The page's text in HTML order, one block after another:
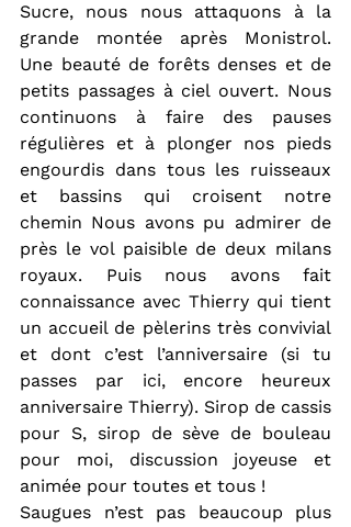
Sucre, nous nous attaquons à la
grande montée après Monistrol.
Une beauté de forêts denses et de
petits passages à ciel ouvert. Nous
continuons à faire des pauses
régulières et à plonger nos pieds
engourdis dans tous les ruisseaux
et bassins qui croisent notre
chemin Nous avons pu admirer de
près le vol paisible de deux milans
royaux. Puis nous avons fait
connaissance avec Thierry qui tient
un accueil de pèlerins très convivial
et dont c’est l’anniversaire (si tu
passes par ici, encore heureux
anniversaire Thierry). Sirop de cassis
pour S, sirop de sève de bouleau
pour moi, discussion joyeuse et
animée pour toutes et tous !
Saugues n’est pas beaucoup plus